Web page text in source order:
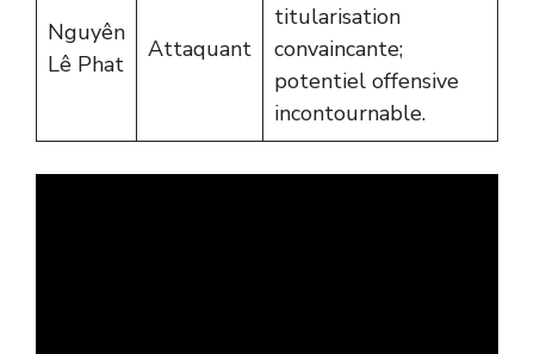
Nguyên
Lê Phat
Attaquant
titularisation
convaincante;
potentiel offensive
incontournable.